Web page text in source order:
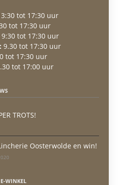
tot 17:30 uur
tot 17:30 uur
9:30 tot 17:30 uur
9.30 tot 17:30 uur
tot 17:30 uur
tot 17:00 uur
TROTS!
Oosterwolde en win!
WINKEL